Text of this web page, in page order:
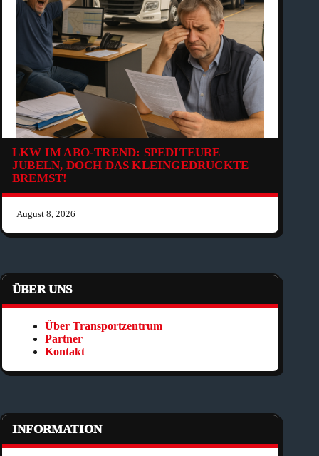
LKW IM ABO-TREND: SPEDITEURE
JUBELN, DOCH DAS KLEINGEDRUCKTE
BREMST!
August 8, 2026
ÜBER UNS
Über Transportzentrum
Partner
Kontakt
INFORMATION